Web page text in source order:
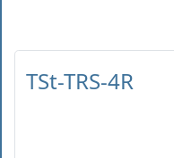
TSt-TRS-4R